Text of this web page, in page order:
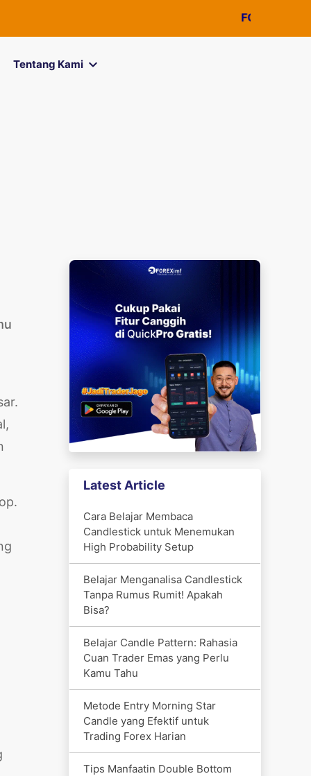
FOREXimf
Tentang Kami
Latest Article
Cara Belajar Membaca
Candlestick untuk Menemukan
High Probability Setup
Belajar Menganalisa Candlestick
Tanpa Rumus Rumit! Apakah
Bisa?
Belajar Candle Pattern: Rahasia
Cuan Trader Emas yang Perlu
Kamu Tahu
Metode Entry Morning Star
Candle yang Efektif untuk
Trading Forex Harian
Tips Manfaatin Double Bottom